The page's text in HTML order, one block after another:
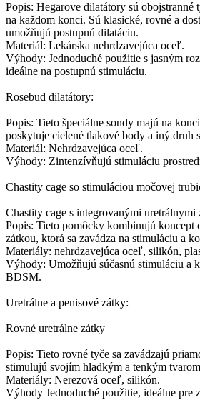
Popis: Hegarove dilatátory sú obojstranné
na každom konci. Sú klasické, rovné a
umožňujú postupnú dilatáciu.
Materiál: Lekárska nehrdzavejúca oceľ.
Výhody: Jednoduché použitie s jasným
ideálne na postupnú stimuláciu.
Rosebud dilatátory:
Popis: Tieto špeciálne sondy majú na
poskytuje cielené tlakové body a iný druh
Materiál: Nehrdzavejúca oceľ.
Výhody: Zintenzívňujú stimuláciu
Chastity cage so stimuláciou močovej
Chastity cage s integrovanými uretrálnymi
Popis: Tieto pomôcky kombinujú koncept
zátkou, ktorá sa zavádza na stimuláciu a
Materiály: nehrdzavejúca oceľ, silikón,
Výhody: Umožňujú súčasnú stimuláciu a
BDSM.
Uretrálne a penisové zátky:
Rovné uretrálne zátky
Popis: Tieto rovné tyče sa zavádzajú
stimulujú svojím hladkým a tenkým
Materiály: Nerezová oceľ, silikón.
Výhody Jednoduché použitie, ideálne pre